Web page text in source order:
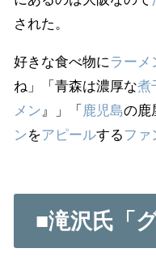
された。
好きな食べ物に ラーメ
ね」「青森は濃厚な煮
メン 』」「 鹿児島の鹿
ンをアピールするファ
■滝沢氏「